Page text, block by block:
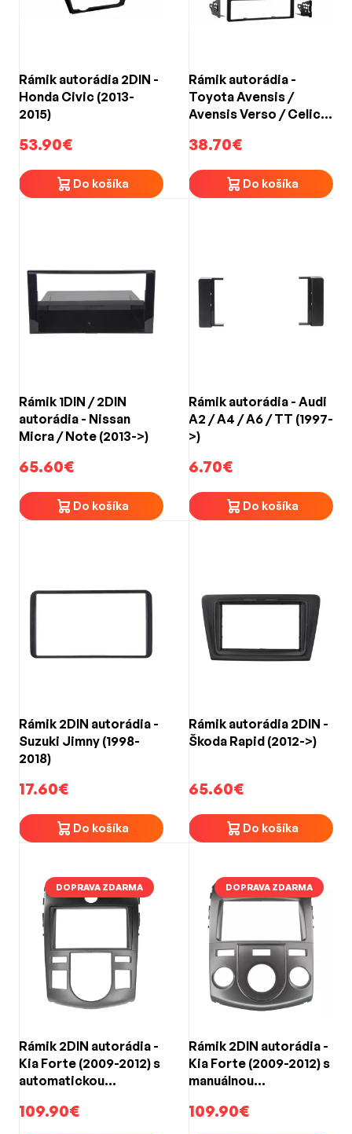
Rámik autorádia 2DIN -
Honda Civic (2013-
2015)
53.90€
Do košíka
Rámik autorádia -
Toyota Avensis /
Avensis Verso / Celica
(1999->)
38.70€
Do košíka
Rámik 1DIN / 2DIN
autorádia - Nissan
Micra / Note (2013->)
65.60€
Do košíka
Rámik autorádia - Audi
A2 / A4 / A6 / TT (1997-
>)
6.70€
Do košíka
Rámik 2DIN autorádia -
Suzuki Jimny (1998-
2018)
17.60€
Do košíka
Rámik autorádia 2DIN -
Škoda Rapid (2012->)
65.60€
Do košíka
DOPRAVA ZDARMA
Rámik 2DIN autorádia -
Kia Forte (2009-2012) s
automatickou
109.90€
DOPRAVA ZDARMA
Rámik 2DIN autorádia -
Kia Forte (2009-2012) s
manuálnou
109.90€